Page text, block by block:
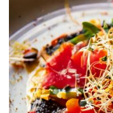
Olio d`oliva, sale,
Pasta: Impasta
stendi la
Crema di olive: